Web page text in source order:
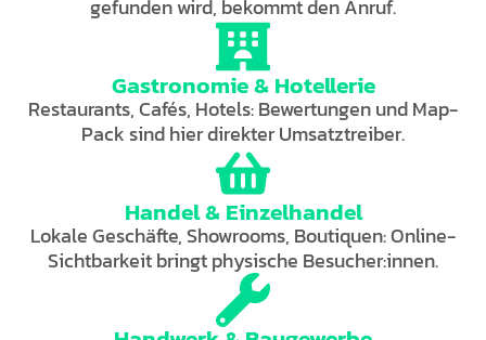
gefunden wird, bekommt den Anruf.
Gastronomie & Hotellerie
Restaurants, Cafés, Hotels: Bewertungen und Map-
Pack sind hier direkter Umsatztreiber.
Handel & Einzelhandel
Lokale Geschäfte, Showrooms, Boutiquen: Online-
Sichtbarkeit bringt physische Besucher:innen.